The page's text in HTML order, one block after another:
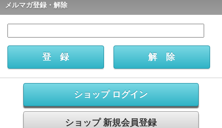
メルマガ登録・解除
ショップ ログイン
ショップ 新規会員登録